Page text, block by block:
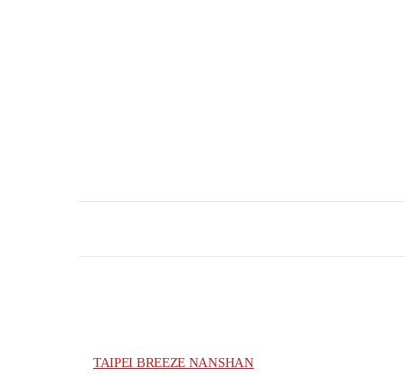
TAIPEI BREEZE NANSHAN